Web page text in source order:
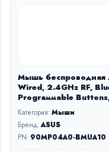
Мышь беспроводная
Wired, 2.4GHz RF,
Prograммable
Категория:Мыши
Бренд:ASUS
PN: 90MP04A0-BMUA10